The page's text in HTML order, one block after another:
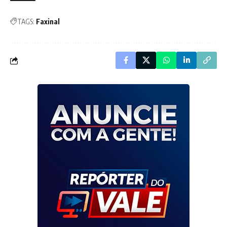
TAGS: Faxinal